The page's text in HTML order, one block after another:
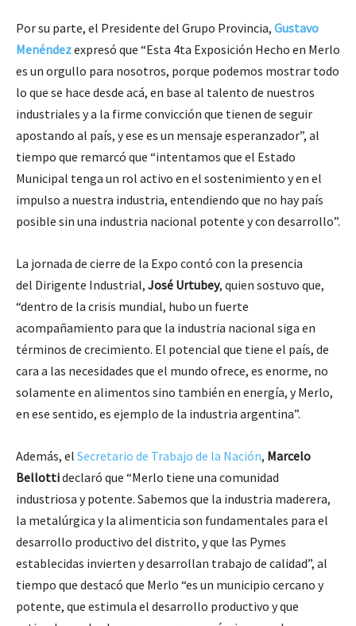
Por su parte, el Presidente del Grupo Provincia, Gustavo
Menéndezexpresó que “Esta 4ta Exposición Hecho en Merlo
es un orgullo para nosotros, porque podemos mostrar todo
lo que se hace desde acá, en base al talento de nuestros
industriales y a la firme convicción que tienen de seguir
apostando al país, y ese es un mensaje esperanzador”, al
tiempo que remarcó que “intentamos que el Estado
Municipal tenga un rol activo en el sostenimiento y en el
impulso a nuestra industria, entendiendo que no hay país
posible sin una industria nacional potente y con desarrollo”.
La jornada de cierre de la Expo contó con la presencia
del Dirigente Industrial, José Urtubey, quien sostuvo que,
“dentro de la crisis mundial, hubo un fuerte
acompañamiento para que la industria nacional siga en
términos de crecimiento. El potencial que tiene el país, de
cara a las necesidades que el mundo ofrece, es enorme, no
solamente en alimentos sino también en energía, y Merlo,
en ese sentido, es ejemplo de la industria argentina”.
Además, el Secretario de Trabajo de la Nación, Marcelo
Bellottideclaró que “Merlo tiene una comunidad
industriosa y potente. Sabemos que la industria maderera,
la metalúrgica y la alimenticia son fundamentales para el
desarrollo productivo del distrito, y que las Pymes
establecidas invierten y desarrollan trabajo de calidad”, al
tiempo que destacó que Merlo “es un municipio cercano y
potente, que estimula el desarrollo productivo y que